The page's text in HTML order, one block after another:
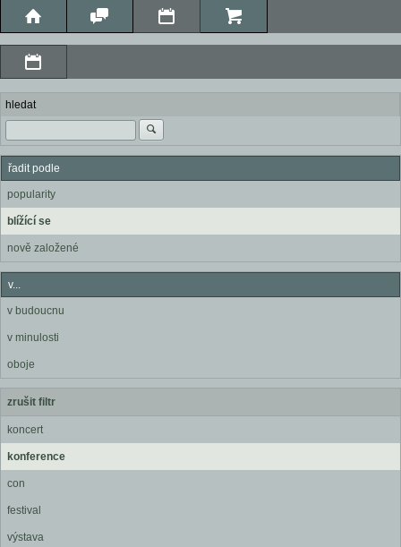
hledat
řadit podle
popularity
blížící se
nově založené
v...
v budoucnu
v minulosti
oboje
zrušit filtr
koncert
konference
con
festival
výstava